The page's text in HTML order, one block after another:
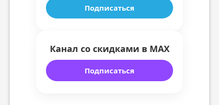
Подписаться
Канал со скидками в MAX
Подписаться